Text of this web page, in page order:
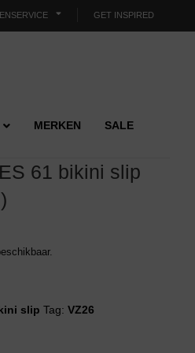
GET INSPIRED
MERKEN
SALE
61 bikini slip
slip Tag:VZ26